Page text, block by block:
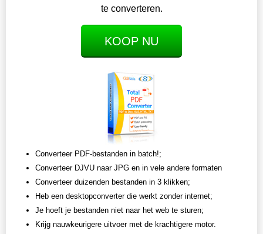
te converteren.
KOOP NU
Converteer PDF-bestanden in batch!;
Converteer DJVU naar JPG en in vele andere formaten
Converteer duizenden bestanden in 3 klikken;
Heb een desktopconverter die werkt zonder internet;
Je hoeft je bestanden niet naar het web te sturen;
Krijg nauwkeurigere uitvoer met de krachtigere motor.